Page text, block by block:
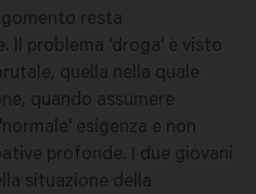
resta
Il problema 'droga' è visto
quella nella quale
quando assumere
esigenza e non
profonde. I due giovani
situazione della